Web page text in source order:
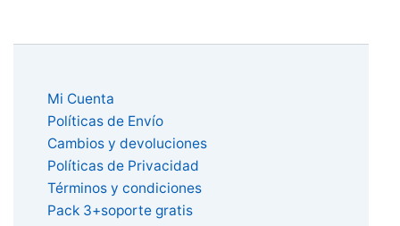
Mi Cuenta
Políticas de Envío
Cambios y devoluciones
Políticas de Privacidad
Términos y condiciones
Pack 3+soporte gratis